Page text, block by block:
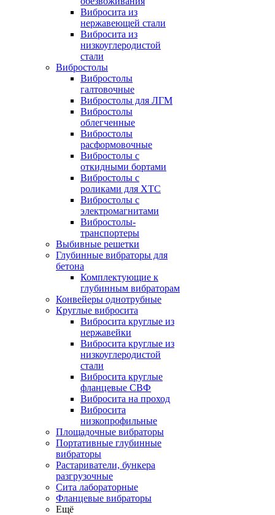
Вибросита из
нержавеющей стали
Вибросита из
низкоуглеродистой
стали
Вибростолы
Вибростолы
галтовочные
Вибростолы для ЛГМ
Вибростолы
облегченные
Вибростолы
расформовочные
Вибростолы с
откидными бортами
Вибростолы с
роликами для ХТС
Вибростолы с
электромагнитами
Вибростолы-
транспортеры
Выбивные решетки
Глубинные вибраторы для
бетона
Комплектующие к
глубинным вибраторам
Конвейеры однотрубные
Круглые вибросита
Вибросита круглые из
нержавейки
Вибросита круглые из
низкоуглеродистой
стали
Вибросита круглые
фланцевые СВФ
Вибросита на проход
Вибросита
низкопрофильные
Площадочные вибраторы
Портативные глубинные
вибраторы
Растариватели, бункера
разгрузочные
Сита лабораторные
Фланцевые вибраторы
Ещё